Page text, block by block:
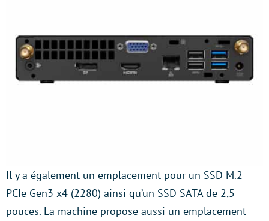
Il y a également un emplacement pour un SSD M.2
PCIe Gen3 x4 (2280) ainsi qu’un SSD SATA de 2,5
pouces. La machine propose aussi un emplacement